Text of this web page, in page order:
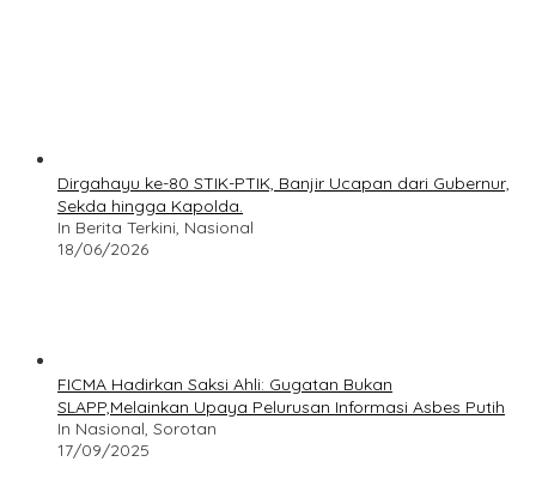
Dirgahayu ke-80 STIK-PTIK, Banjir Ucapan dari Gubernur,
Sekda hingga Kapolda.
In Berita Terkini, Nasional
18/06/2026
FICMA Hadirkan Saksi Ahli: Gugatan Bukan
SLAPP,Melainkan Upaya Pelurusan Informasi Asbes Putih
In Nasional, Sorotan
17/09/2025